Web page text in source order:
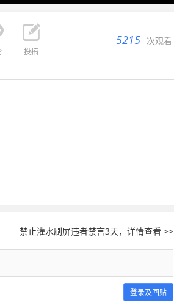

投搞
5215 次观看
禁止灌水刷屏违者禁言3天，详情查看 >>
登录及回贴